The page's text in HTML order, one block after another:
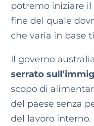
potremo iniziare il
fine del quale
che varia in base
Il governo
serrato
scopo di
del paese senza
del lavoro interno.